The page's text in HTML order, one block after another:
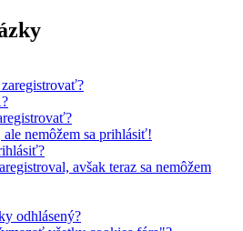
ale nemôžem sa prihlásiť!
avšak teraz sa nemôžem
odhlásený?